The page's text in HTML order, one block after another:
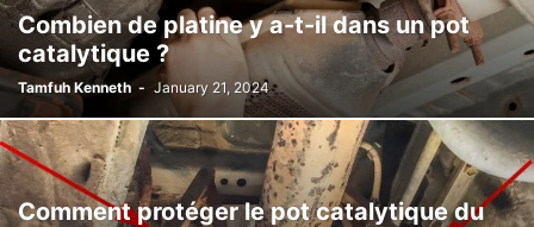
Combien de platine y a-t-il dans un pot
catalytique ?
Tamfuh Kenneth - January 21, 2024
Comment protéger le pot catalytique du